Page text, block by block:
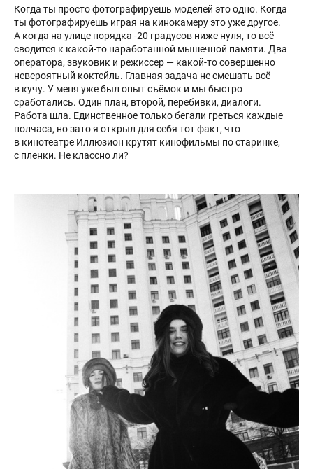
Когда ты просто фотографируешь моделей это одно. Когда
ты фотографируешь играя на кинокамеру это уже другое.
А когда на улице порядка -20 градусов ниже нуля, то всё
сводится к какой-то наработанной мышечной памяти. Два
оператора, звуковик и режиссер — какой-то совершенно
невероятный коктейль. Главная задача не смешать всё
в кучу. У меня уже был опыт съёмок и мы быстро
сработались. Один план, второй, перебивки, диалоги.
Работа шла. Единственное только бегали греться каждые
полчаса, но зато я открыл для себя тот факт, что
в кинотеатре Иллюзион крутят кинофильмы по старинке,
с пленки. Не классно ли?